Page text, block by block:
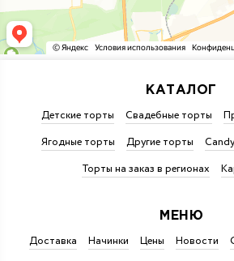
КАТАЛОГ
Детские торты Свадебные торты
Ягодные торты
Другие торты
Торты на заказ в регионах
МЕНЮ
Доставка Начинки Цены Новости